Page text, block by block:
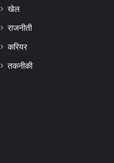
खेल
राजनीती
करियर
तकनीकी